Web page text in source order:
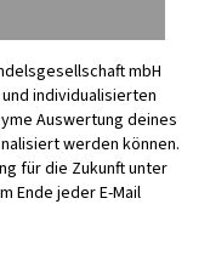
mbH
individualisierten
Auswertung deines
werden können.
für die Zukunft unter
Ende jeder E-Mail